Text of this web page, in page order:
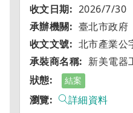
2026/7/30
臺北市政府
北市產業公
新美電器
結案
詳細資料